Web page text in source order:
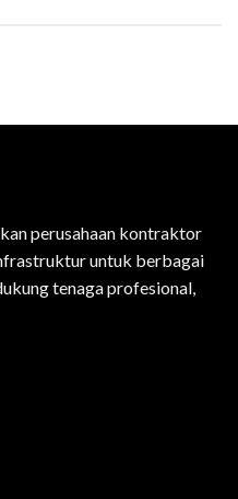
perusahaan kontraktor
untuk berbagai
tenaga profesional,